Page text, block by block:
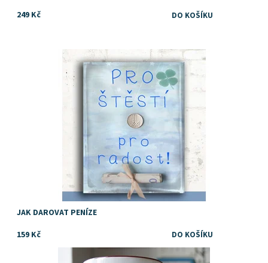
249 Kč
Tip jak vtipně darovat peníze
Skladem
JAK DAROVAT PENÍZE
159 Kč
Skladem
DejDar